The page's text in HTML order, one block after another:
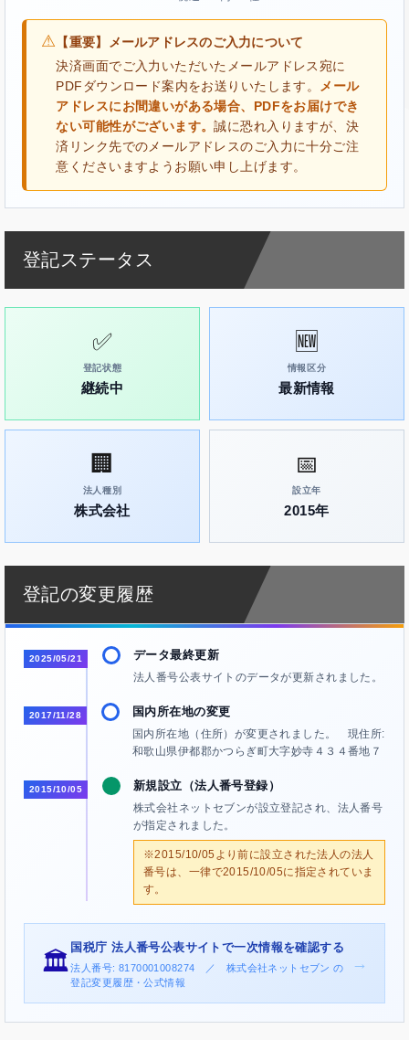
⚠ 【重要】メールアドレスのご入力について
決済画面でご入力いただいたメールアドレス宛に
PDFダウンロード案内をお送りいたします。
メール
アドレスにお間違いがある場合、PDFをお届けでき
ない可能性がございます。誠に恐れ入りますが、決
済リンク先でのメールアドレスのご入力に十分ご注
意くださいますようお願い申し上げます。
登記ステータス
✅
登記状態
継続中
🆕
情報区分
最新情報
🏢
法人種別
株式会社
📅
設立年
2015年
登記の変更履歴
2025/05/21 データ最終更新
法人番号公表サイトのデータが更新されました。
2017/11/28 国内所在地の変更
国内所在地（住所）が変更されました。 現住所:
和歌山県伊都郡かつらぎ町大字妙寺４３４番地７
2015/10/05 新規設立（法人番号登録）
株式会社ネットセブンが設立登記され、法人番号
が指定されました。
※2015/10/05より前に設立された法人の法人
番号は、一律で2015/10/05に指定されていま
す。
🏛️
国税庁 法人番号公表サイトで一次情報を確認する
法人番号: 8170001008274 ／ 株式会社ネットセブン の
登記変更履歴・公式情報
→